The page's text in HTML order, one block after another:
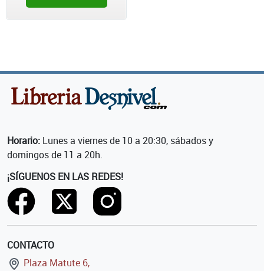
Horario: Lunes a viernes de 10 a 20:30, sábados y
domingos de 11 a 20h.
¡SÍGUENOS EN LAS REDES!
CONTACTO
Plaza Matute 6,